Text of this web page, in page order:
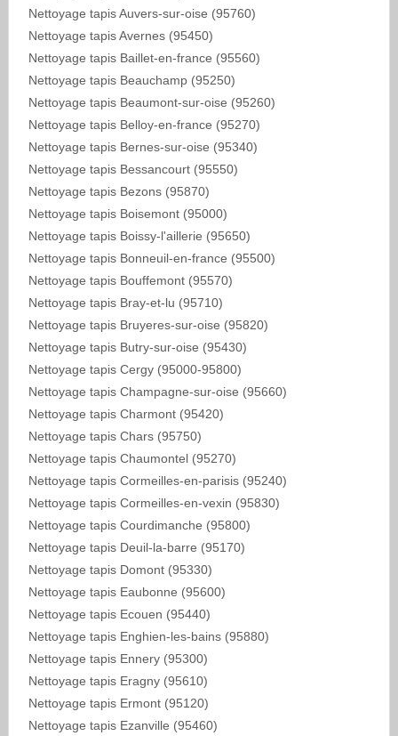
Nettoyage tapis Auvers-sur-oise (95760)
Nettoyage tapis Avernes (95450)
Nettoyage tapis Baillet-en-france (95560)
Nettoyage tapis Beauchamp (95250)
Nettoyage tapis Beaumont-sur-oise (95260)
Nettoyage tapis Belloy-en-france (95270)
Nettoyage tapis Bernes-sur-oise (95340)
Nettoyage tapis Bessancourt (95550)
Nettoyage tapis Bezons (95870)
Nettoyage tapis Boisemont (95000)
Nettoyage tapis Boissy-l'aillerie (95650)
Nettoyage tapis Bonneuil-en-france (95500)
Nettoyage tapis Bouffemont (95570)
Nettoyage tapis Bray-et-lu (95710)
Nettoyage tapis Bruyeres-sur-oise (95820)
Nettoyage tapis Butry-sur-oise (95430)
Nettoyage tapis Cergy (95000-95800)
Nettoyage tapis Champagne-sur-oise (95660)
Nettoyage tapis Charmont (95420)
Nettoyage tapis Chars (95750)
Nettoyage tapis Chaumontel (95270)
Nettoyage tapis Cormeilles-en-parisis (95240)
Nettoyage tapis Cormeilles-en-vexin (95830)
Nettoyage tapis Courdimanche (95800)
Nettoyage tapis Deuil-la-barre (95170)
Nettoyage tapis Domont (95330)
Nettoyage tapis Eaubonne (95600)
Nettoyage tapis Ecouen (95440)
Nettoyage tapis Enghien-les-bains (95880)
Nettoyage tapis Ennery (95300)
Nettoyage tapis Eragny (95610)
Nettoyage tapis Ermont (95120)
Nettoyage tapis Ezanville (95460)